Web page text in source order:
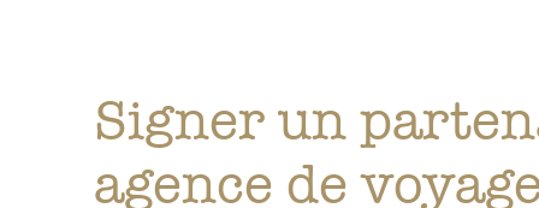
Signer un
agence de